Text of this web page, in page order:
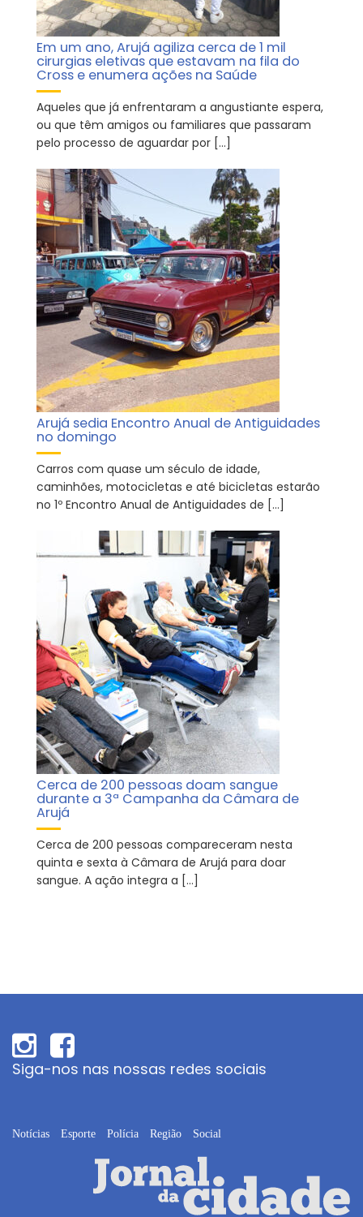
Em um ano, Arujá agiliza cerca de 1 mil
cirurgias eletivas que estavam na fila do
Cross e enumera ações na Saúde
Aqueles que já enfrentaram a angustiante espera,
ou que têm amigos ou familiares que passaram
pelo processo de aguardar por […]
Arujá sedia Encontro Anual de Antiguidades
no domingo
Carros com quase um século de idade,
caminhões, motocicletas e até bicicletas estarão
no 1º Encontro Anual de Antiguidades de […]
Cerca de 200 pessoas doam sangue
durante a 3ª Campanha da Câmara de
Arujá
Cerca de 200 pessoas compareceram nesta
quinta e sexta à Câmara de Arujá para doar
sangue. A ação integra a […]
Siga-nos nas nossas redes sociais
Notícias Esporte Polícia Região Social